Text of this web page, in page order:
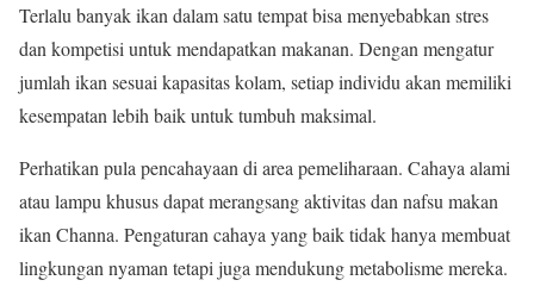
Terlalu banyak ikan dalam satu tempat bisa menyebabkan stres
dan kompetisi untuk mendapatkan makanan. Dengan mengatur
jumlah ikan sesuai kapasitas kolam, setiap individu akan memiliki
kesempatan lebih baik untuk tumbuh maksimal.
Perhatikan pula pencahayaan di area pemeliharaan. Cahaya alami
atau lampu khusus dapat merangsang aktivitas dan nafsu makan
ikan Channa. Pengaturan cahaya yang baik tidak hanya membuat
lingkungan nyaman tetapi juga mendukung metabolisme mereka.